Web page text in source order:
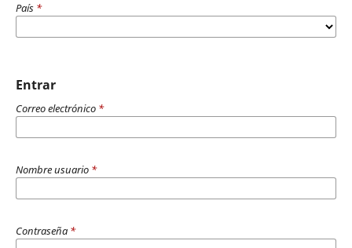
País *
Entrar
Correo electrónico *
Nombre usuario *
Contraseña *